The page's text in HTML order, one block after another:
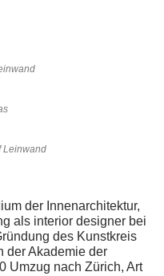
Leinwand
der Innenarchitektur,
als interior designer bei
des Kunstkreis
der Akademie der
Umzug nach Zürich, Art